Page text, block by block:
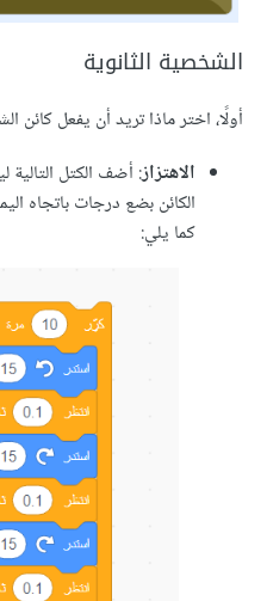
الثانوية
ماذا تريد أن يفعل كائن الشخصية
الاهتزاز : أضف الكتل التالية ليبدو
الكائن بضع درجات باتجاه اليمين